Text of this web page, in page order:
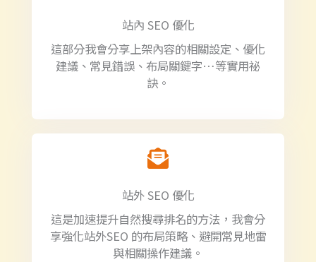
站內 SEO 優化
這部分我會分享上架內容的相關設定、優化
建議、常見錯誤、布局關鍵字…等實用祕
訣。
站外 SEO 優化
這是加速提升自然搜尋排名的方法，我會分
享強化站外SEO 的布局策略、避開常見地雷
與相關操作建議。